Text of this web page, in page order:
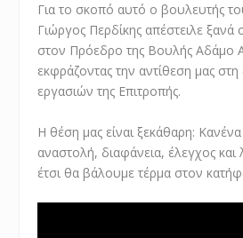
Για το σκοπό αυτό ο βουλευτής
Γιώργος Περδίκης απέστειλε ξανά
στον Πρόεδρο της Βουλής Αδάμο
εκφράζοντας την αντίθεση μας
εργασιών της Επιτροπής.
Η θέση μας είναι ξεκάθαρη:
αναστολή, διαφάνεια, έλεγχος
έτσι θα βάλουμε τέρμα στον